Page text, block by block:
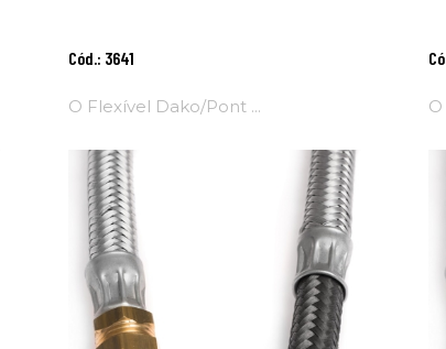
Cód.: 3641
O Flexível Dako/Pont ...
Adicionar
Ao